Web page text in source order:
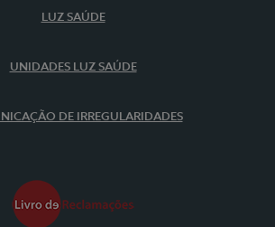
LUZ SAÚDE
UNIDADES LUZ SAÚDE
DE IRREGULARIDADES